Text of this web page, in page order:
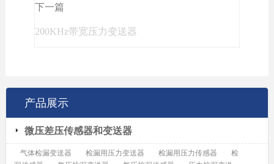
下一篇
200KHz带宽压力变送器
产品展示
微压差压传感器和变送器
气体检漏变送器 检漏用压力变送器 检漏用压力传感器
检